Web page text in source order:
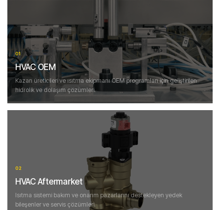
01
HVAC OEM
Kazan üreticileri ve ısıtma ekipmanı OEM programları için geliştirilen
hidrolik ve dolaşım çözümleri.
02
HVAC Aftermarket
Isıtma sistemi bakım ve onarım pazarlarını destekleyen yedek
bileşenler ve servis çözümleri.